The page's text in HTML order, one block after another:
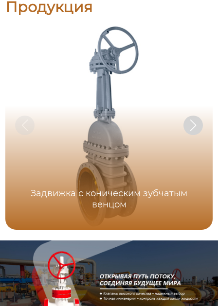
Продукция
Задвижка с коническим зубчатым
венцом